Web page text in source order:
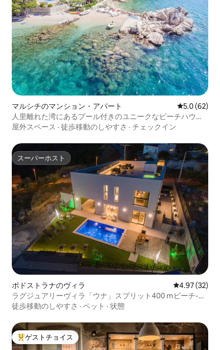
マルシチのマンション・アパート レビュー62
5.0 (62)
人里離れた湾にあるプール付きのユニークなビーチハウ
ス！
屋外スペース · 徒歩移動のしやすさ · チェックイン
スーパーホスト
スーパーホスト
ポドストラナのヴィラ レビュー32
4.97 (32)
ラグジュアリーヴィラ「ウナ」スプリット400 mビーチ-素
晴らしい景色
徒歩移動のしやすさ · ペット · 状態
大好評のゲストチョイスです。
ゲストチョイス